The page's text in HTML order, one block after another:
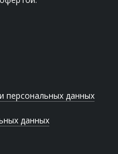
персональных данных
данных